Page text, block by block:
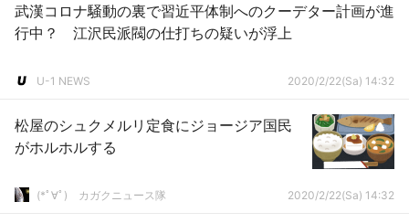
武漢コロナ騒動の裏で習近平体制へのクーデター計画が進
行中？ 江沢民派閥の仕打ちの疑いが浮上
U-1 NEWS 2020/2/22(Sa) 14:32
松屋のシュクメルリ定食にジョージア国民
がホルホルする
(*ﾟ∀ﾟ)ゞカガクニュース隊 2020/2/22(Sa) 14:32